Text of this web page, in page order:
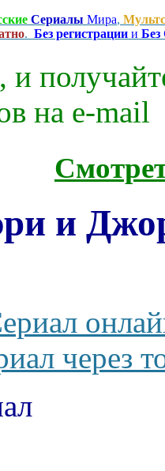
Сериалы Мира,
. Без регистрации и
на e-mаil
и
через